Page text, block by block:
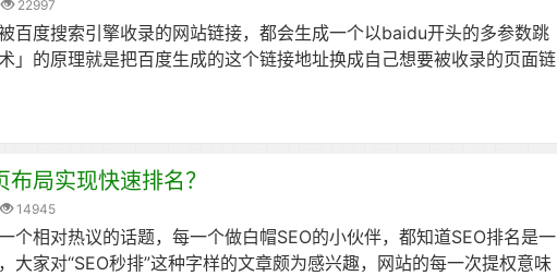
22997
百度搜索引擎收录的网站链接，都会生成一个以baidu开头的多参数跳
」的原理就是把百度生成的这个链接地址换成自己想要被收录的页面链
局实现快速排名？
14945
个相对热议的话题，每一个做白帽SEO的小伙伴，都知道SEO排名是一
大家对“SEO秒排”这种字样的文章颇为感兴趣，网站的每一次提权意味